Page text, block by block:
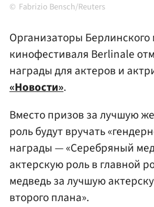
Fabrizio Bensch/Reuters
Организаторы
кинофестиваля Berlinale
награды для актеров и
«Новости».
Вместо призов за лучшую
роль будут вручать
награды — «Серебряный
актерскую роль в главной
медведь за лучшую
второго плана».